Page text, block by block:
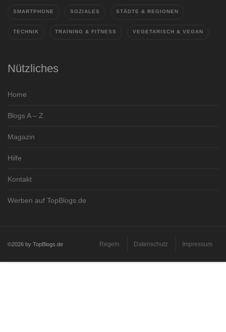
SMARTPHONE SOZIALES STÄDTE & REGIONEN
TECHNIK TRAINING & FITNESS VEGETARISCH & VEGAN
Nützliches
Home
Blogs A – Z
Magazin
Hilfe
Kontakt
Werben auf TopBlogs.de
©2026 by TopBlogs.de Regeln Datenschutz Impressum